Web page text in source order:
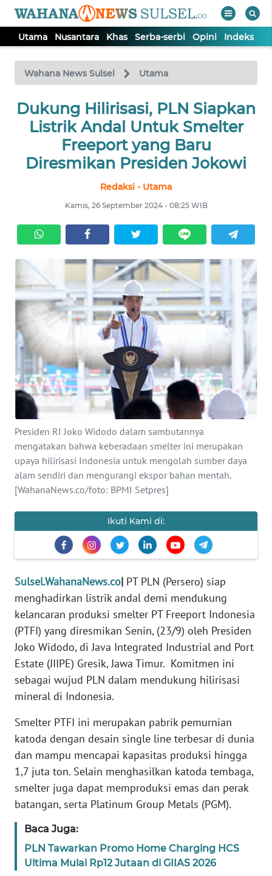
Utama Nusantara Khas Serba-serbi Opini Indeks
Wahana News Sulsel Utama
Dukung Hilirisasi, PLN Siapkan
Listrik Andal Untuk Smelter
Freeport yang Baru
Diresmikan Presiden Jokowi
Redaksi - Utama
Kamis, 26 September 2024 - 08:25 WIB
Presiden RI Joko Widodo dalam sambutannya
mengatakan bahwa keberadaan smelter ini merupakan
upaya hilirisasi Indonesia untuk mengolah sumber daya
alam sendiri dan mengurangi ekspor bahan mentah.
[WahanaNews.co/foto: BPMI Setpres]
Ikuti Kami di:
Sulsel.WahanaNews.co| PT PLN (Persero) siap
menghadirkan listrik andal demi mendukung
kelancaran produksi smelter PT Freeport Indonesia
(PTFI) yang diresmikan Senin, (23/9) oleh Presiden
Joko Widodo, di Java Integrated Industrial and Port
Estate (JIIPE) Gresik, Jawa Timur. Komitmen ini
sebagai wujud PLN dalam mendukung hilirisasi
mineral di Indonesia.
Smelter PTFI ini merupakan pabrik pemurnian
katoda dengan desain single line terbesar di dunia
dan mampu mencapai kapasitas produksi hingga
1,7 juta ton. Selain menghasilkan katoda tembaga,
smelter juga dapat memproduksi emas dan perak
batangan, serta Platinum Group Metals (PGM).
Baca Juga:
PLN Tawarkan Promo Home Charging HCS
Ultima Mulai Rp12 Jutaan di GIIAS 2026
TV
Tutup
UTAMA
NUSANTARA
SERBI
OPINI
Informasi
INDEKS
BERITA
KONTAK
KAMI
INFO
IKLAN
TENTANG
KAMI
PEDOMAN
KARIR
DISCLAIMER
Wahana
News
Regional
WN
JAKARTA
WN
JABAR
BANTEN